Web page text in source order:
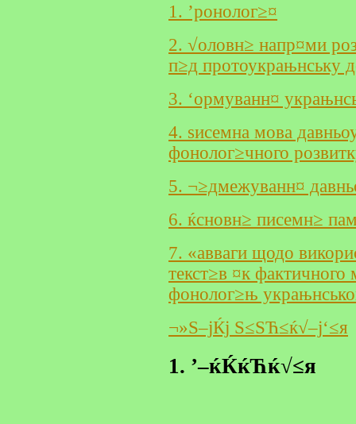
1. ’ронолог≥¤
2. √оловн≥ напр¤ми
п≥д протоукрањнську
3. ‘ормуванн¤
4. ѕисемна мова
фонолог≥чного
5. ¬≥дмежуванн¤
6. ќсновн≥ писемн≥
7. «авваги щодо
текст≥в ¤к
фонолог≥њ
¬»Ѕ–јЌј Ѕ≤ЅЋ≤ќ√–ј‘≤я
1. ’–ќЌќЋќ√≤я